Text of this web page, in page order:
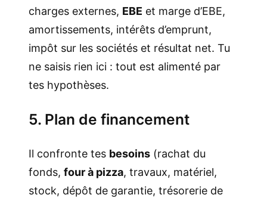
charges externes, EBE et marge d’EBE,
amortissements, intérêts d’emprunt,
impôt sur les sociétés et résultat net. Tu
ne saisis rien ici : tout est alimenté par
tes hypothèses.
5. Plan de financement
Il confronte tes besoins (rachat du
fonds, four à pizza, travaux, matériel,
stock, dépôt de garantie, trésorerie de